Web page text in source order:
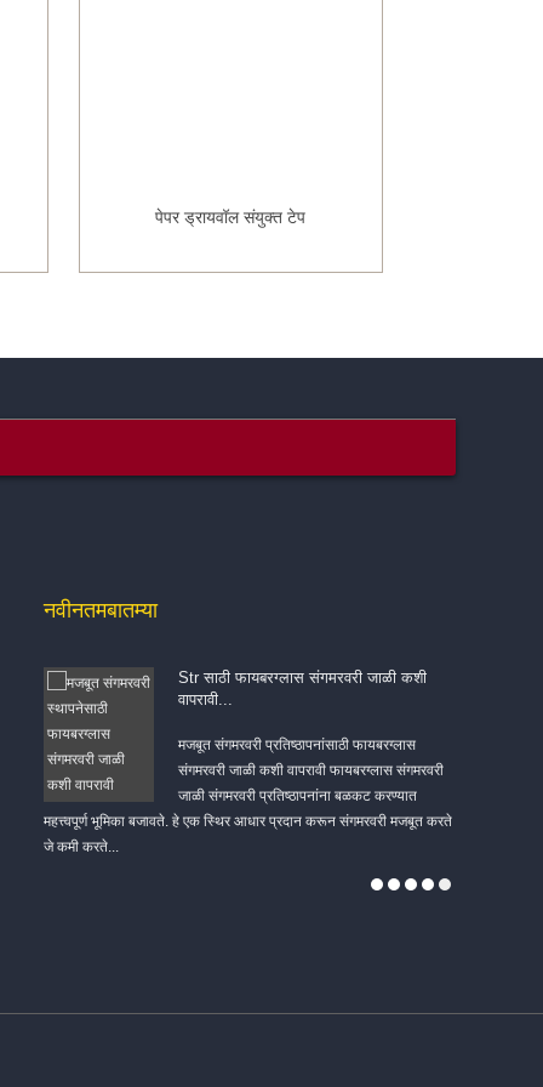
पेपर ड्रायवॉल संयुक्त टेप
नवीनतमबातम्या
Str साठी फायबरग्लास संगमरवरी जाळी कशी
वापरावी...
मजबूत संगमरवरी प्रतिष्ठापनांसाठी फायबरग्लास
संगमरवरी जाळी कशी वापरावी फायबरग्लास संगमरवरी
जाळी संगमरवरी प्रतिष्ठापनांना बळकट करण्यात
महत्त्वपूर्ण भूमिका बजावते. हे एक स्थिर आधार प्रदान करून संगमरवरी मजबूत करते
जे कमी करते...